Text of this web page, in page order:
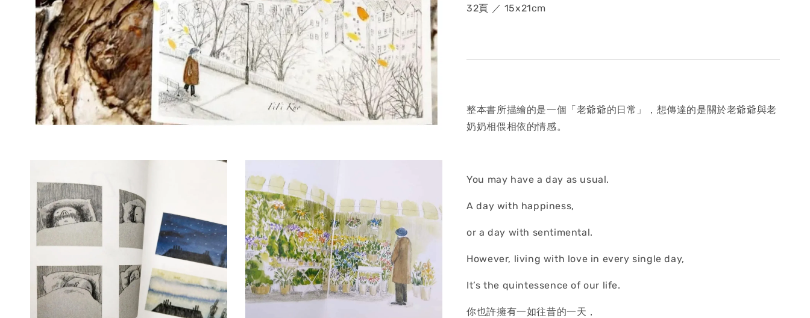
32頁 ／ 15x21cm
整本書所描繪的是一個「老爺爺的日常」，想傳達的是關於老爺爺與老
奶奶相偎相依的情感。
You may have a day as usual.
A day with happiness,
or a day with sentimental.
However, living with love in every single day,
It’s the quintessence of our life.
你也許擁有一如往昔的一天，